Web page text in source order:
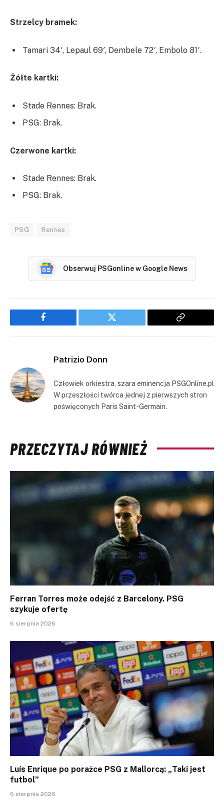
Strzelcy bramek:
Tamari 34′, Lepaul 69′, Dembele 72′, Embolo 81′.
Żółte kartki:
Stade Rennes: Brak.
PSG: Brak.
Czerwone kartki:
Stade Rennes: Brak.
PSG: Brak.
PSG Rennes
Obserwuj PSGonline w Google News
Facebook Twitter
Copy
Patrizio Donn
Człowiek orkiestra, szara eminencja PSGOnline.pl
W przeszłości twórca jednej z pierwszych stron
poświęconych Paris Saint-Germain.
PRZECZYTAJ RÓWNIEŻ
Ferran Torres może odejść z Barcelony. PSG
szykuje ofertę
6 sierpnia 2026
Luís Enrique po porażce PSG z Mallorcą: „Taki jest
futbol”
6 sierpnia 2026